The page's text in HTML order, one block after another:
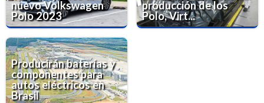
nuevo Volkswagen
Polo 2023
producción de los
Polo, Virt...
Producirán baterías y
componentes para
autos eléctricos en
Brasil